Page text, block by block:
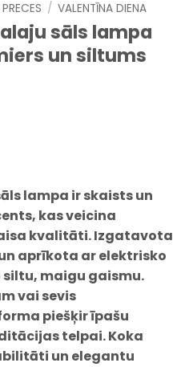
/ VALENTĪNA DIENA
sāls lampa
un siltums
lampa ir skaists un
kas veicina
kvalitāti. Izgatavota
aprīkota ar elektrisko
maigu gaismu.
vai sevis
piešķir īpašu
telpai. Koka
un elegantu